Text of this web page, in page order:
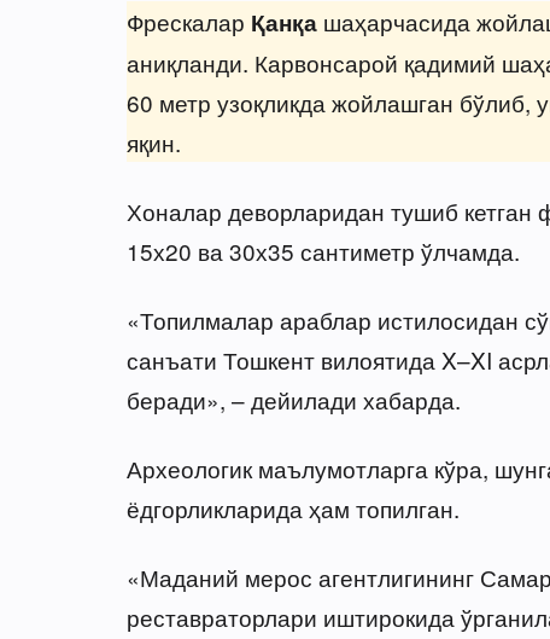
Фрескалар Қанқашаҳарчасида
аниқланди. Карвонсарой қадимий
60 метр узоқликда жойлашган бўлиб,
яқин.
Хоналар деворларидан тушиб
15х20 ва 30х35 сантиметр ўлчамда.
«Топилмалар араблар истилосидан
санъати Тошкент вилоятида X–XI
беради», – дейилади хабарда.
Археологик маълумотларга кўра,
ёдгорликларида ҳам топилган.
«Маданий мерос агентлигининг
реставраторлари иштирокида